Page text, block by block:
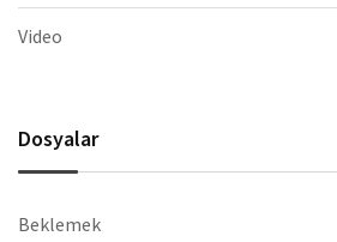
Video
Dosyalar
Beklemek